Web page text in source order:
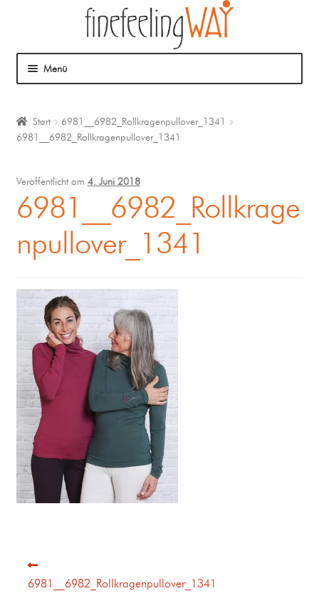
Menü
Mein Angebot
Coaching
Klangmassage
Start
6981__6982_Rollkragenpullover_1341
6981__6982_Rollkragenpullover_1341
Veröffentlicht am 4. Juni 2018
6981__6982_Rollkrage
npullover_1341
6981__6982_Rollkragenpullover_1341